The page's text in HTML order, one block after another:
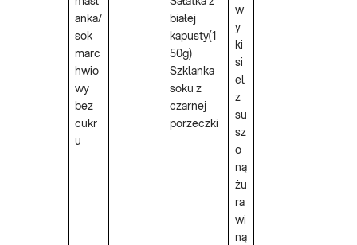
anka/
sok
marc
hwio
wy
bez
cukr
u
białej
kapusty(1
50g)
Szklanka
soku z
czarnej
porzeczki
w
y
ki
si
el
z
su
sz
o
ną
żu
ra
wi
ną